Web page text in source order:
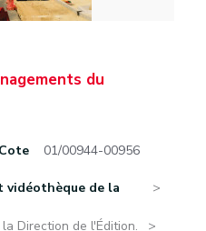
du
Cote 01/00944-00956
de la
Direction de l'Édition.